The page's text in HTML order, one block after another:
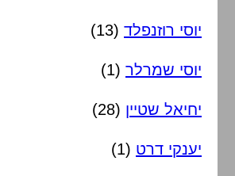
יוסי רוזנפלד (13)
יוסי שמרלר (1)
יחיאל שטיין (28)
יענקי דרט (1)